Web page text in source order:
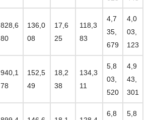
828,6
80
136,0
08
17,6
25
118,3
83
4,7
35,
679
4,0
03,
123
940,1
78
152,5
49
18,2
38
134,3
11
5,8
03,
520
4,9
43,
301
6,8
5,8